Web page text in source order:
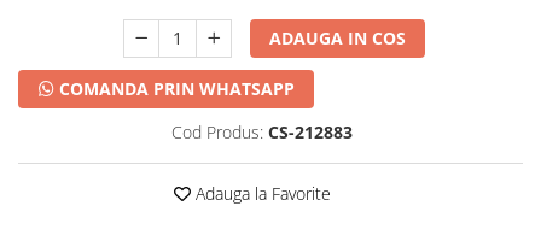
ADAUGA IN COS
COMANDA PRIN WHATSAPP
Cod Produs: CS-212883
Adauga la Favorite